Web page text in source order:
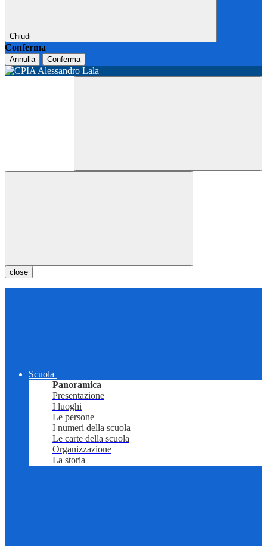
Chiudi
Conferma
Annulla Conferma
close
Scuola
Panoramica
Presentazione
I luoghi
Le persone
I numeri della scuola
Le carte della scuola
Organizzazione
La storia